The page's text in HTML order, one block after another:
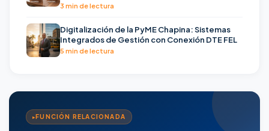
3 min de lectura
Digitalización de la PyME Chapina: Sistemas
Integrados de Gestión con Conexión DTE FEL
5 min de lectura
FUNCIÓN RELACIONADA